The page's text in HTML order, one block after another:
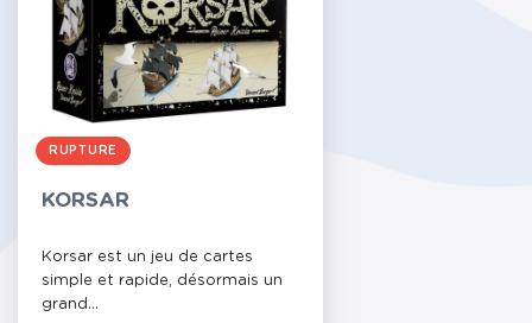
RUPTURE
KORSAR
Korsar est un jeu de cartes
simple et rapide, désormais un
grand...